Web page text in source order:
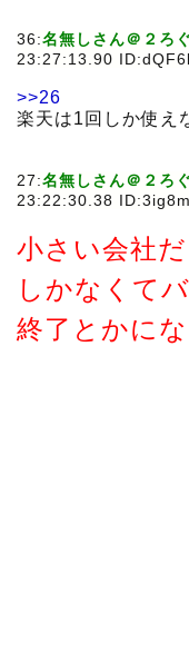
36:名無しさん＠２ろ
23:27:13.90
>>26
楽天は1回しか使え
27:名無しさん＠２ろ
23:22:30.38
小さい会社
しかなくて
終了とかに